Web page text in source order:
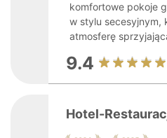
komfortowe pokoje
w stylu secesyjnym,
atmosferę
9.4
Hotel-